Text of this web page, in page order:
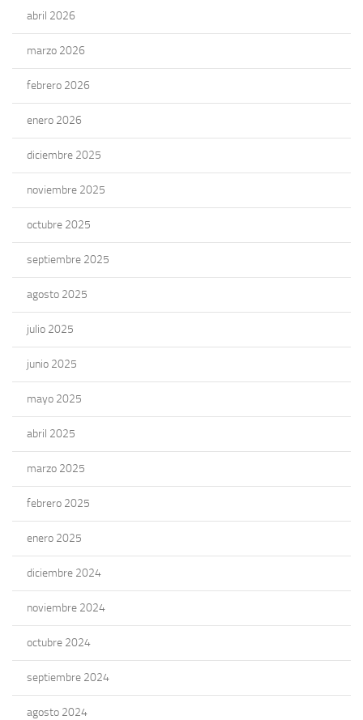
abril 2026
marzo 2026
febrero 2026
enero 2026
diciembre 2025
noviembre 2025
octubre 2025
septiembre 2025
agosto 2025
julio 2025
junio 2025
mayo 2025
abril 2025
marzo 2025
febrero 2025
enero 2025
diciembre 2024
noviembre 2024
octubre 2024
septiembre 2024
agosto 2024